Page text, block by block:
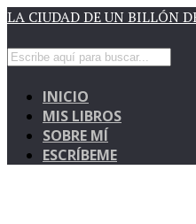
LA CIUDAD DE UN BILLÓN
INICIO
MIS LIBROS
SOBRE MÍ
ESCRÍBEME